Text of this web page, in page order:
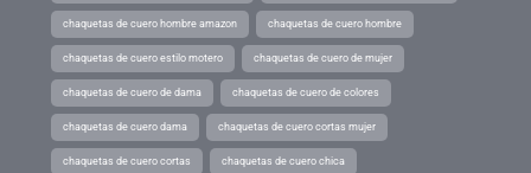
chaquetas de cuero hombre amazon chaquetas de cuero hombre
chaquetas de cuero estilo motero chaquetas de cuero de mujer
chaquetas de cuero de dama chaquetas de cuero de colores
chaquetas de cuero dama chaquetas de cuero cortas mujer
chaquetas de cuero cortas chaquetas de cuero chica